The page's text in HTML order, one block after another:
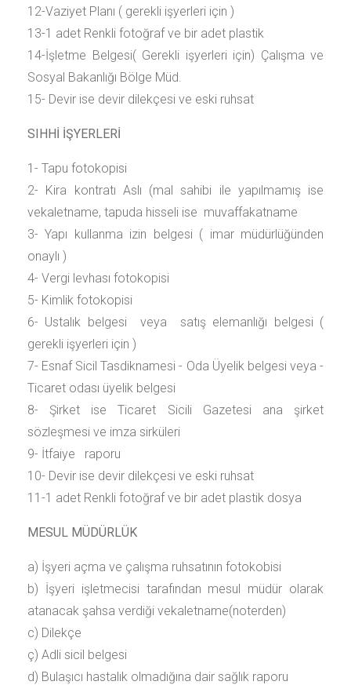
12-Vaziyet Planı ( gerekli işyerleri için )
13-1 adet Renkli fotoğraf ve bir adet plastik
14-İşletme Belgesi( Gerekli işyerleri için) Çalışma ve
Sosyal Bakanlığı Bölge Müd.
15- Devir ise devir dilekçesi ve eski ruhsat
SIHHİ İŞYERLERİ
1- Tapu fotokopisi
2- Kira kontratı Aslı (mal sahibi ile yapılmamış ise
vekaletname, tapuda hisseli ise muvaffakatname
3- Yapı kullanma izin belgesi ( imar müdürlüğünden
onaylı )
4- Vergi levhası fotokopisi
5- Kimlik fotokopisi
6- Ustalık belgesi veya satış elemanlığı belgesi (
gerekli işyerleri için )
7- Esnaf Sicil Tasdiknamesi - Oda Üyelik belgesi veya -
Ticaret odası üyelik belgesi
8- Şirket ise Ticaret Sicili Gazetesi ana şirket
sözleşmesi ve imza sirküleri
9- İtfaiye raporu
10- Devir ise devir dilekçesi ve eski ruhsat
11-1 adet Renkli fotoğraf ve bir adet plastik dosya
MESUL MÜDÜRLÜK
a) İşyeri açma ve çalışma ruhsatının fotokobisi
b) İşyeri işletmecisi tarafından mesul müdür olarak
atanacak şahsa verdiği vekaletname(noterden)
c) Dilekçe
ç) Adli sicil belgesi
d) Bulaşıcı hastalık olmadığına dair sağlık raporu